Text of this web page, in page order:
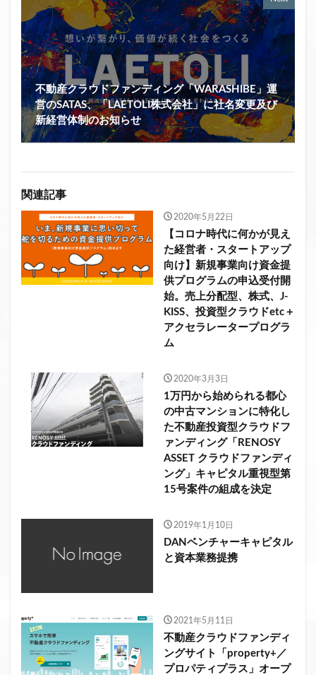
不動産クラウドファンディング「WARASHIBE」運
営のSATAS、「LAETOLI株式会社」に社名変更及び
新経営体制のお知らせ
関連記事
2020年5月22日
【コロナ時代に何かが見え
た経営者・スタートアップ
向け】新規事業向け資金提
供プログラムの申込受付開
始。売上分配型、株式、J-
KISS、投資型クラウドetc＋
アクセラレータープログラ
ム
2020年3月3日
1万円から始められる都心
の中古マンションに特化し
た不動産投資型クラウドフ
ァンディング「RENOSY
ASSET クラウドファンディ
ング」キャピタル重視型第
15号案件の組成を決定
2019年1月10日
DANベンチャーキャピタル
と資本業務提携
2021年5月11日
不動産クラウドファンディ
ングサイト「property+／
プロパティプラス」オープ